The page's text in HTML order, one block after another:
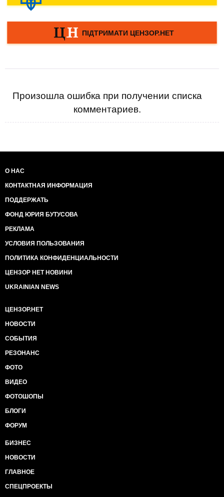
Произошла ошибка при получении списка
комментариев.
О НАС
КОНТАКТНАЯ ИНФОРМАЦИЯ
ПОДДЕРЖАТЬ
ФОНД ЮРИЯ БУТУСОВА
РЕКЛАМА
УСЛОВИЯ ПОЛЬЗОВАНИЯ
ПОЛИТИКА КОНФИДЕНЦИАЛЬНОСТИ
ЦЕНЗОР НЕТ НОВИНИ
UKRAINIAN NEWS
ЦЕНЗОР.НЕТ
НОВОСТИ
СОБЫТИЯ
РЕЗОНАНС
ФОТО
ВИДЕО
ФОТОШОПЫ
БЛОГИ
ФОРУМ
БИЗНЕС
НОВОСТИ
ГЛАВНОЕ
СПЕЦПРОЕКТЫ